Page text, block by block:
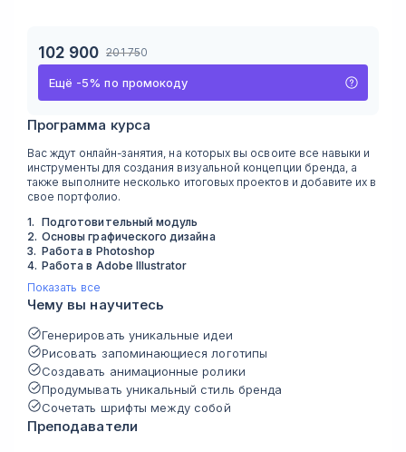
102 900 201 750
Ещё -5% по промокоду
Программа курса
Вас ждут онлайн-занятия, на которых вы освоите все навыки и
инструменты для создания визуальной концепции бренда, а
также выполните несколько итоговых проектов и добавите их в
свое портфолио.
1. Подготовительный модуль
2. Основы графического дизайна
3. Работа в Photoshop
4. Работа в Adobe Illustrator
Показать все
Чему вы научитесь
Генерировать уникальные идеи
Рисовать запоминающиеся логотипы
Создавать анимационные ролики
Продумывать уникальный стиль бренда
Сочетать шрифты между собой
Преподаватели